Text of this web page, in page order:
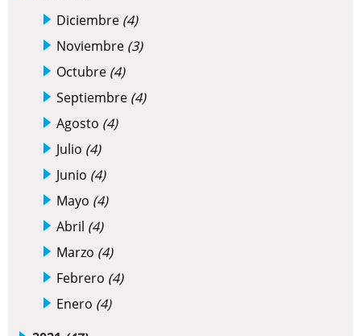
Diciembre (4)
Noviembre (3)
Octubre (4)
Septiembre (4)
Agosto (4)
Julio (4)
Junio (4)
Mayo (4)
Abril (4)
Marzo (4)
Febrero (4)
Enero (4)